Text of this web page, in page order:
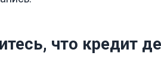
что кредит